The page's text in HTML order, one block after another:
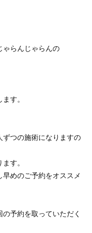
ゃらんじゃらんの
す。
つの施術になりますの
す。
めのご予約をオススメ
予約を取っていただく